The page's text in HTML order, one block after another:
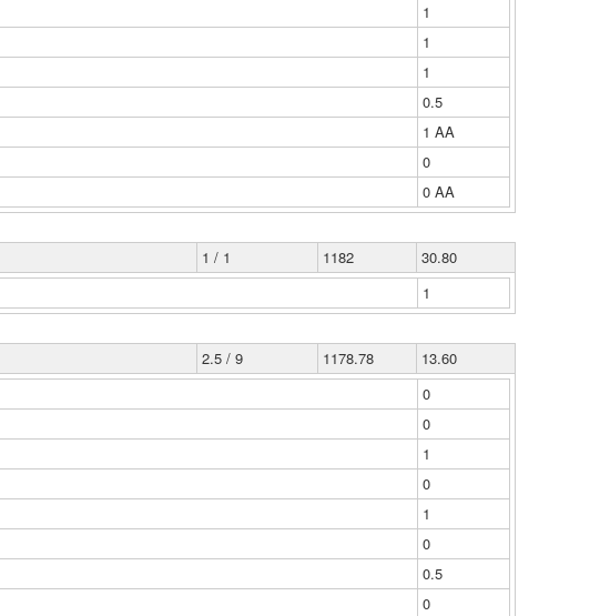
1
1
1
0.5
1 ΑΑ
0
0 ΑΑ
1 / 1 1182
30.80
1
2.5 / 9 1178.78
13.60
0
0
1
0
1
0
0.5
0